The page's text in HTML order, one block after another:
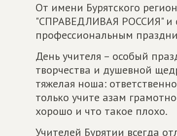
От имени Бурятского
"СПРАВЕДЛИВАЯ РОССИЯ" и
профессиональным
День учителя – особый
творчества и душевной
тяжелая ноша:
только учите азам
хорошо и что такое плохо.
Учителей Бурятии всегда